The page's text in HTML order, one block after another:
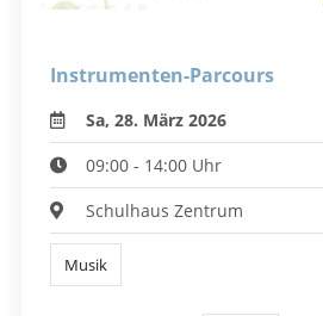
Instrumenten-Parcours
Sa, 28. März 2026
09:00 - 14:00 Uhr
Schulhaus Zentrum
Musik